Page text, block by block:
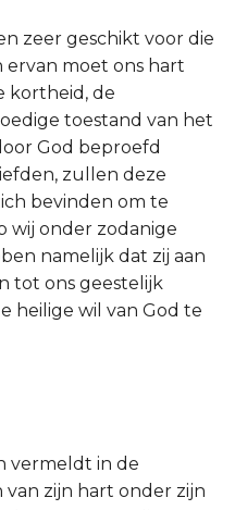
zeer geschikt voor die
moet ons hart
kortheid, de
toestand van het
God beproefd
zullen deze
bevinden om te
wij onder zodanige
namelijk dat zij aan
tot ons geestelijk
heilige wil van God te
vermeldt in de
zijn hart onder zijn